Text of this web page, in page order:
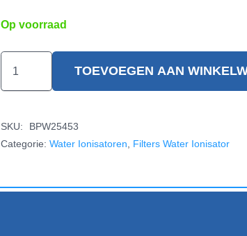
Op voorraad
Dr
TOEVOEGEN AAN
SKU:
BPW25453
Categorie: Water Ionisatoren Filters Water Ionisator